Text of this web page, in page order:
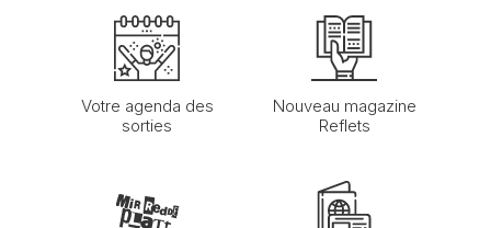
Votre agenda des
sorties
Nouveau magazine
Reflets